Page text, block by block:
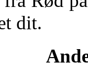
dit.